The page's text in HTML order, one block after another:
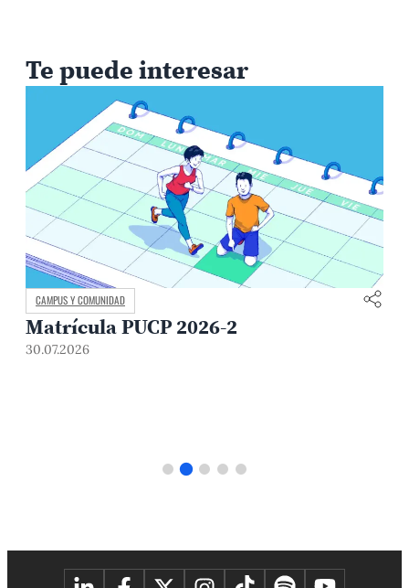
Te puede interesar
CAMPUS Y COMUNIDAD
Matrícula PUCP 2026-2
30.07.2026